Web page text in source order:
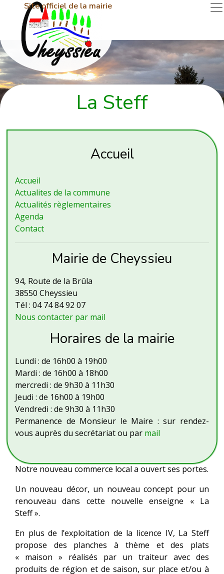
Site officiel de la mairie
La Steff
Accueil
Accueil
Actualites de la commune
Actualités règlementaires
Agenda
Contact
Mairie de Cheyssieu
94, Route de la Brûla
38550 Cheyssieu
Tél : 04 74 84 92 07
Nous contacter par mail
Horaires de la mairie
Lundi : de 16h00 à 19h00
Mardi : de 16h00 à 18h00
mercredi : de 9h30 à 11h30
Jeudi : de 16h00 à 19h00
Vendredi : de 9h30 à 11h30
Permanence de Monsieur le Maire : sur rendez-
vous auprès du secrétariat ou par mail
Notre nouveau commerce local a ouvert ses portes.
Un nouveau décor, un nouveau concept pour un
renouveau dans cette nouvelle enseigne « La
Steff ».
En plus de l’exploitation de la licence IV, La Steff
propose des planches à thème et des plats
« maison » réalisés par un traiteur avec des
produits de région et de saison, sur place et/ou à